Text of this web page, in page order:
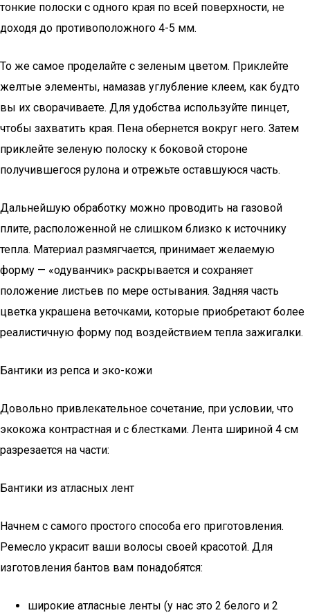
тонкие полоски с одного края по всей поверхности, не
доходя до противоположного 4-5 мм.
То же самое проделайте с зеленым цветом. Приклейте
желтые элементы, намазав углубление клеем, как будто
вы их сворачиваете. Для удобства используйте пинцет,
чтобы захватить края. Пена обернется вокруг него. Затем
приклейте зеленую полоску к боковой стороне
получившегося рулона и отрежьте оставшуюся часть.
Дальнейшую обработку можно проводить на газовой
плите, расположенной не слишком близко к источнику
тепла. Материал размягчается, принимает желаемую
форму — «одуванчик» раскрывается и сохраняет
положение листьев по мере остывания. Задняя часть
цветка украшена веточками, которые приобретают более
реалистичную форму под воздействием тепла зажигалки.
Бантики из репса и эко-кожи
Довольно привлекательное сочетание, при условии, что
экокожа контрастная и с блестками. Лента шириной 4 см
разрезается на части:
Бантики из атласных лент
Начнем с самого простого способа его приготовления.
Ремесло украсит ваши волосы своей красотой. Для
изготовления бантов вам понадобятся:
широкие атласные ленты (у нас это 2 белого и 2